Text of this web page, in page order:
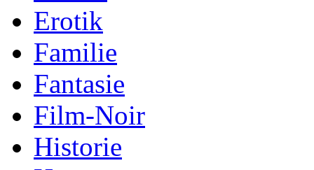
Erotik
Familie
Fantasie
Film-Noir
Historie